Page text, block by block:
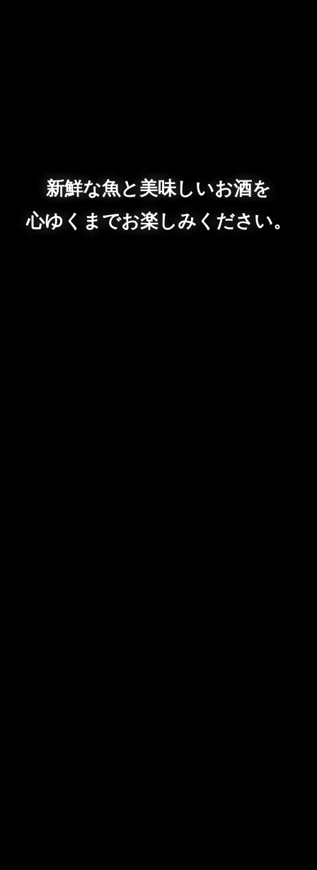
新鮮な魚と美味しいお酒を
心ゆくまでお楽しみください。